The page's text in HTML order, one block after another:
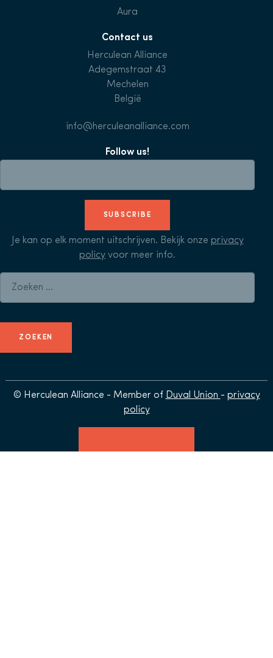
Aura
Contact us
Herculean Alliance
Adegemstraat 43
Mechelen
België
info@herculeanalliance.com
Follow us!
SUBSCRIBE
Je kan op elk moment uitschrijven. Bekijk onze privacy
policy voor meer info.
© Herculean Alliance - Member of Duval Union - privacy
policy